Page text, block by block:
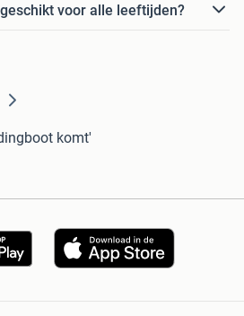
voor alle leeftijden?
komt'